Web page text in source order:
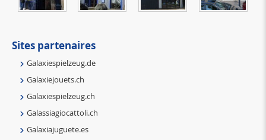
Sites partenaires
Galaxiespielzeug.de
Galaxiejouets.ch
Galaxiespielzeug.ch
Galassiagiocattoli.ch
Galaxiajuguete.es